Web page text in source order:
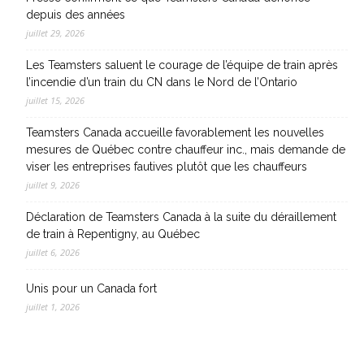
depuis des années
juillet 29, 2026
Les Teamsters saluent le courage de l’équipe de train après
l’incendie d’un train du CN dans le Nord de l’Ontario
juillet 15, 2026
Teamsters Canada accueille favorablement les nouvelles
mesures de Québec contre chauffeur inc., mais demande de
viser les entreprises fautives plutôt que les chauffeurs
juillet 9, 2026
Déclaration de Teamsters Canada à la suite du déraillement
de train à Repentigny, au Québec
juillet 6, 2026
Unis pour un Canada fort
juillet 1, 2026